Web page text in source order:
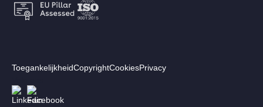
Footer:
menu
ToegankelijkheidCopyrightCookiesPrivacy
Afbeelding
Afbeelding